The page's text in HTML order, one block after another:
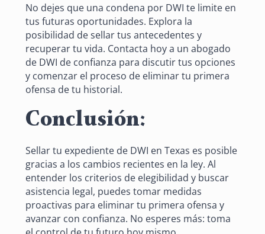
No dejes que una condena por DWI te limite en
tus futuras oportunidades. Explora la
posibilidad de sellar tus antecedentes y
recuperar tu vida. Contacta hoy a un abogado
de DWI de confianza para discutir tus opciones
y comenzar el proceso de eliminar tu primera
ofensa de tu historial.
Conclusión:
Sellar tu expediente de DWI en Texas es posible
gracias a los cambios recientes en la ley. Al
entender los criterios de elegibilidad y buscar
asistencia legal, puedes tomar medidas
proactivas para eliminar tu primera ofensa y
avanzar con confianza. No esperes más: toma